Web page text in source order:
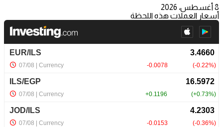
8 أغسطس، 2026
أسعار العملات هذه اللحظة